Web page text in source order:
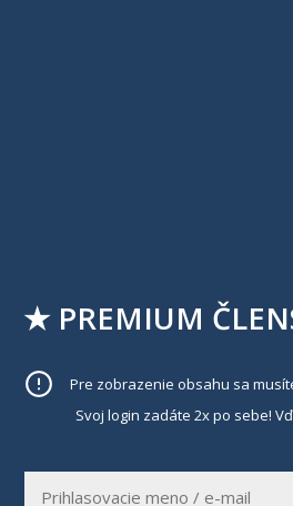
★ PREMIUM
Pre zobrazenie obsahu sa
Svoj login zadáte 2x po sebe!